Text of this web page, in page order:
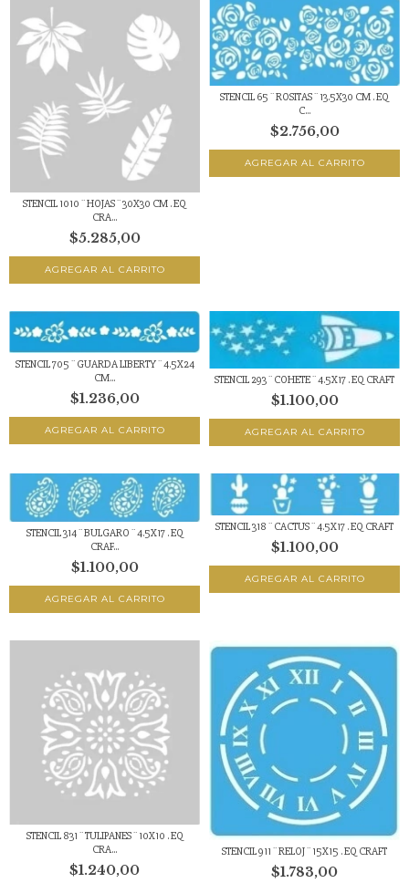
STENCIL 1010 ¨ HOJAS ¨ 30X30 CM . EQ
CRA...
$5.285,00
STENCIL 65 ¨ ROSITAS ¨ 13.5X30 CM . EQ
C...
$2.756,00
STENCIL 705 ¨ GUARDA LIBERTY ¨ 4.5X24
CM...
$1.236,00
STENCIL 293 ¨ COHETE ¨ 4.5X17 . EQ CRAFT
$1.100,00
STENCIL 314 ¨ BULGARO ¨ 4.5X17 . EQ
CRAF...
$1.100,00
STENCIL 318 ¨ CACTUS ¨ 4.5X17 . EQ CRAFT
$1.100,00
STENCIL 831 ¨ TULIPANES ¨ 10X10 . EQ
CRA...
$1.240,00
STENCIL 911 ¨ RELOJ ¨ 15X15 . EQ CRAFT
$1.783,00